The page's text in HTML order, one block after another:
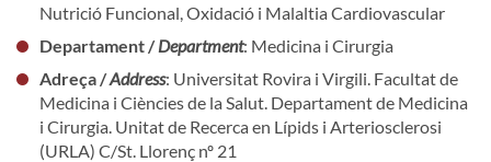
Nutrició Funcional, Oxidació i Malaltia Cardiovascular
Departament /Department: Medicina i Cirurgia
Adreça /Address: Universitat Rovira i Virgili. Facultat de
Medicina i Ciències de la Salut. Departament de Medicina
i Cirurgia. Unitat de Recerca en Lípids i Arteriosclerosi
(URLA) C/St. Llorenç nº 21